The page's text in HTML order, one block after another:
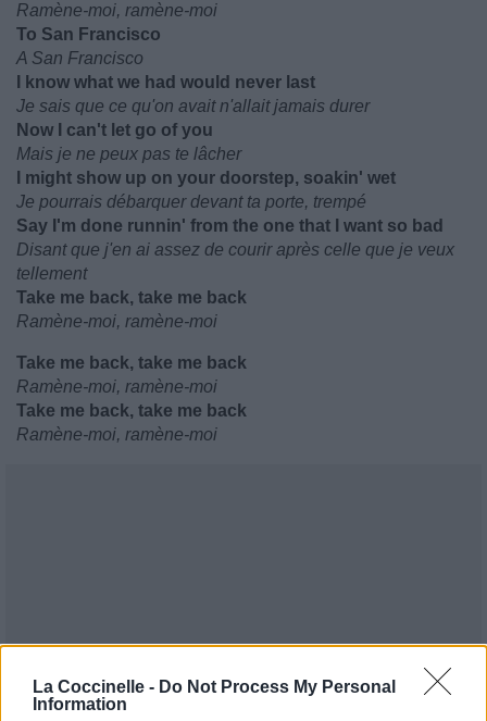
La Coccinelle - Do Not Process My Personal
Information
Ramène-moi, ramène-moi
To San Francisco
A San Francisco
I know what we had would never last
Je sais que ce qu'on avait n'allait jamais durer
Now I can't let go of you
Mais je ne peux pas te lâcher
I might show up on your doorstep, soakin' wet
Je pourrais débarquer devant ta porte, trempé
Say I'm done runnin' from the one that I want so bad
Disant que j'en ai assez de courir après celle que je veux
tellement
Take me back, take me back
Ramène-moi, ramène-moi
Take me back, take me back
Ramène-moi, ramène-moi
Take me back, take me back
Ramène-moi, ramène-moi